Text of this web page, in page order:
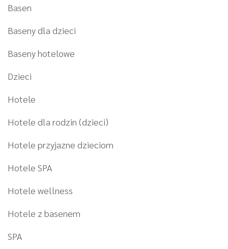
Basen
Baseny dla dzieci
Baseny hotelowe
Dzieci
Hotele
Hotele dla rodzin (dzieci)
Hotele przyjazne dzieciom
Hotele SPA
Hotele wellness
Hotele z basenem
SPA